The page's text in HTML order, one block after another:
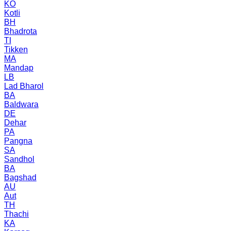
KO
Kotli
BH
Bhadrota
TI
Tikken
MA
Mandap
LB
Lad Bharol
BA
Baldwara
DE
Dehar
PA
Pangna
SA
Sandhol
BA
Bagshad
AU
Aut
TH
Thachi
KA